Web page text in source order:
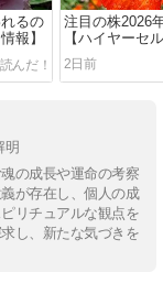
るの
報】
注目の株2026
【ハイヤーセ
2日前
明
の成長や運命の考察
が存在し、個人の成
リチュアルな観点を
し、新たな気づきを